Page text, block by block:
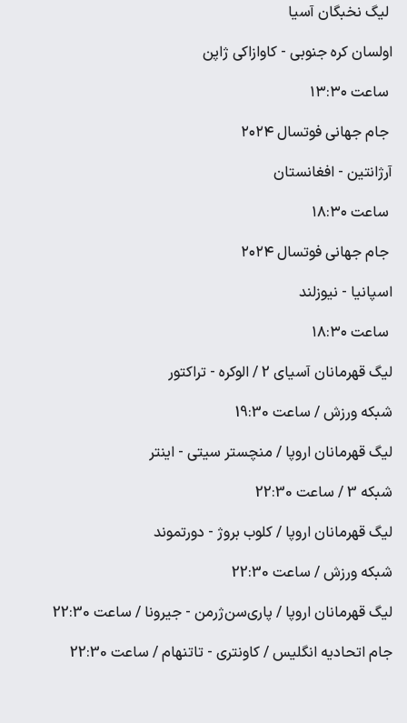
لیگ نخبگان آسیا
اولسان کره جنوبی - کاوازاکی ژاپن
ساعت ۱۳:۳۰
جام جهانی فوتسال ۲۰۲۴
آرژانتین - افغانستان
ساعت ۱۸:۳۰
جام جهانی فوتسال ۲۰۲۴
اسپانیا - نیوزلند
ساعت ۱۸:۳۰
لیگ قهرمانان آسیای 2 / الوکره - تراکتور
شبکه ورزش / ساعت 19:30
لیگ قهرمانان اروپا / منچستر سیتی - اینتر
شبکه 3 / ساعت 22:30
لیگ قهرمانان اروپا / کلوب بروژ - دورتموند
شبکه ورزش / ساعت 22:30
لیگ قهرمانان اروپا / پاری‌سن‌ژرمن - جیرونا / ساعت 22:30
جام اتحادیه انگلیس / کاونتری - تاتنهام / ساعت 22:30